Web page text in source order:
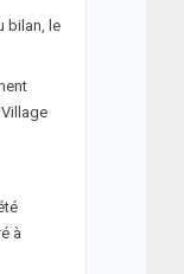
bilan, le
à